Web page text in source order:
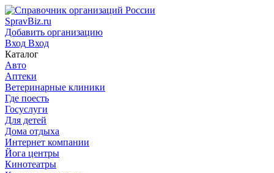
SpravBiz.ru
Добавить организацию
Вход Вход
Каталог
Авто
Аптеки
Ветеринарные клиники
Где поесть
Госуслуги
Для детей
Дома отдыха
Интернет компании
Йога центры
Кинотеатры